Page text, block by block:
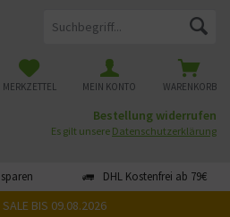
DHL Kostenfrei ab 79€
WARENKORB
MERKZETTEL MEIN KONTO
Bestellung widerrufen
Es gilt unsere Datenschutzerklärung
BIS 09.08.2026